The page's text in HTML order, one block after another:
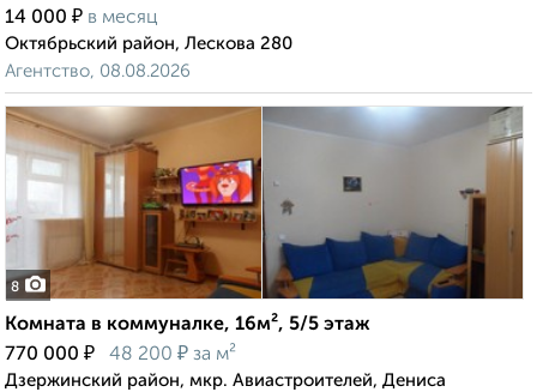
14 000 ₽ в месяц
Октябрьский район, Лескова 280
Агентство, 08.08.2026
8
Комната в коммуналке, 16м², 5/5 этаж
770 000 ₽ 48 200 ₽ за м²
Дзержинский район, мкр. Авиастроителей, Дениса